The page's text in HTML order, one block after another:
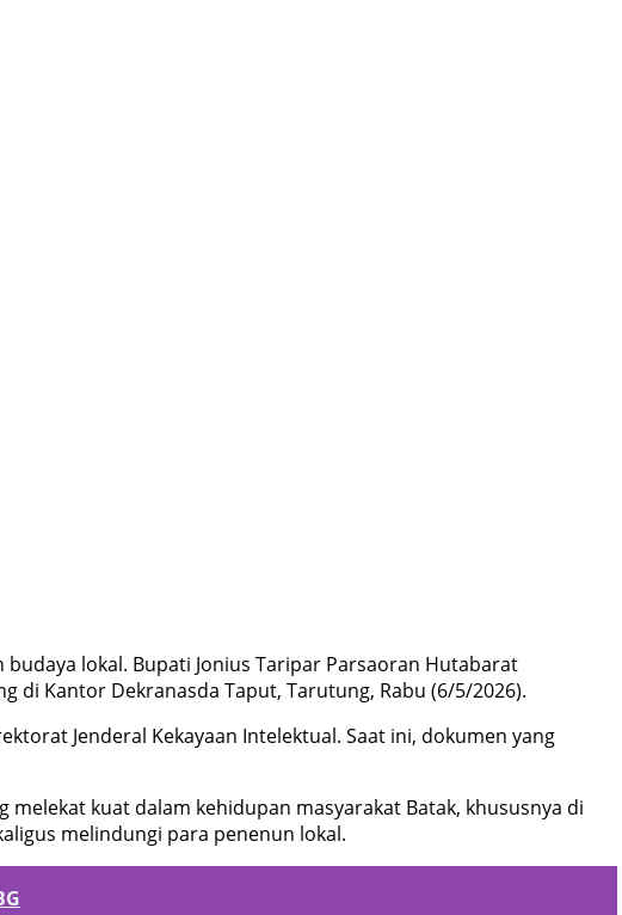
lokal. Bupati Jonius Taripar Parsaoran Hutabarat
di Kantor Dekranasda Taput, Tarutung, Rabu (6/5/2026).
Jenderal Kekayaan Intelektual. Saat ini, dokumen yang
kuat dalam kehidupan masyarakat Batak, khususnya di
melindungi para penenun lokal.